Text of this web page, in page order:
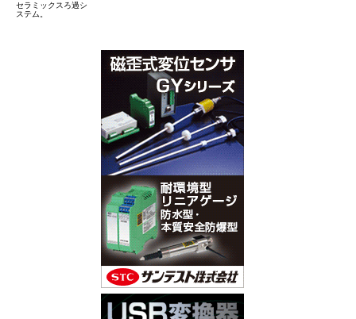
セラミックスろ過シ
ステム。